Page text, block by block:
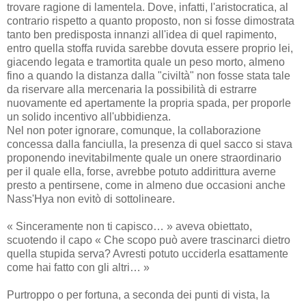
trovare ragione di lamentela. Dove, infatti, l'aristocratica, al
contrario rispetto a quanto proposto, non si fosse dimostrata
tanto ben predisposta innanzi all'idea di quel rapimento,
entro quella stoffa ruvida sarebbe dovuta essere proprio lei,
giacendo legata e tramortita quale un peso morto, almeno
fino a quando la distanza dalla "civiltà" non fosse stata tale
da riservare alla mercenaria la possibilità di estrarre
nuovamente ed apertamente la propria spada, per proporle
un solido incentivo all'ubbidienza.
Nel non poter ignorare, comunque, la collaborazione
concessa dalla fanciulla, la presenza di quel sacco si stava
proponendo inevitabilmente quale un onere straordinario
per il quale ella, forse, avrebbe potuto addirittura averne
presto a pentirsene, come in almeno due occasioni anche
Nass'Hya non evitò di sottolineare.
« Sinceramente non ti capisco… » aveva obiettato,
scuotendo il capo « Che scopo può avere trascinarci dietro
quella stupida serva? Avresti potuto ucciderla esattamente
come hai fatto con gli altri… »
Purtroppo o per fortuna, a seconda dei punti di vista, la